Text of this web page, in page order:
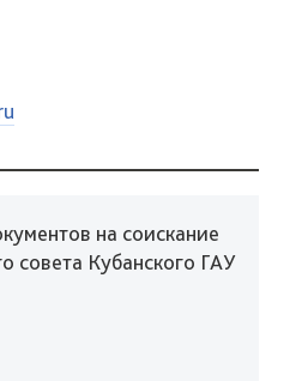
на соискание
совета Кубанского ГАУ